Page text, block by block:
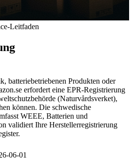
Leitfaden
batteriebetriebenen Produkten oder
erfordert eine EPR-Registrierung
(Naturvårdsverket),
können. Die schwedische
WEEE, Batterien und
validiert Ihre Herstellerregistrierung
06-01